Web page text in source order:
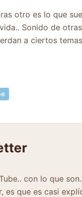
otro es lo que
Sonido de otras
a ciertos
con lo que
es que es casi